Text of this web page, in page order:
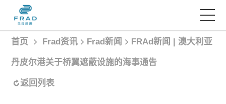
首页
服务项目
首页 Frad资讯 Frad新闻 FRAd新闻 | 澳大利亚
丹皮尔港关于桥翼遮蔽设施的海事通告
返回列表